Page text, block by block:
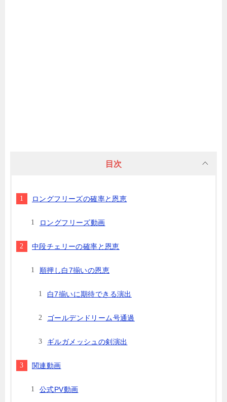
目次
ロングフリーズの確率と恩恵
ロングフリーズ動画
中段チェリーの確率と恩恵
順押し白7揃いの恩恵
白7揃いに期待できる演出
ゴールデンドリーム号通過
ギルガメッシュの剣演出
関連動画
公式PV動画